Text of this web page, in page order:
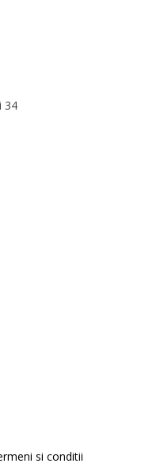
34
si conditii